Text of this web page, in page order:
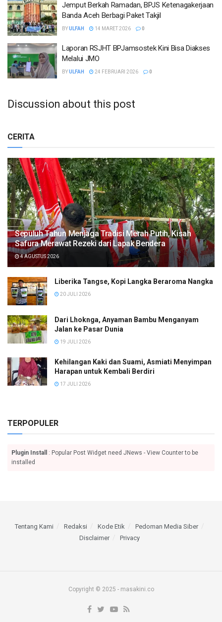
Jemput Berkah Ramadan, BPJS Ketenagakerjaan
Banda Aceh Berbagi Paket Takjil
BYULFAH 14 MARET 2026 0
Laporan RSJHT BPJamsostek Kini Bisa Diakses
Melalui JMO
BYULFAH 24 FEBRUARI 2026 0
Discussion about this post
CERITA
Sepuluh Tahun Menjaga Tradisi Merah Putih, Kisah
Safura Merawat Rezeki dari Lapak Bendera
4 AGUSTUS 2026
Liberika Tangse, Kopi Langka Beraroma Nangka
20 JULI 2026
Dari Lhoknga, Anyaman Bambu Menganyam
Jalan ke Pasar Dunia
19 JULI 2026
Kehilangan Kaki dan Suami, Asmiati Menyimpan
Harapan untuk Kembali Berdiri
17 JULI 2026
TERPOPULER
Plugin Install
: Popular Post Widget need JNews - View Counter to be
installed
Tentang Kami Redaksi Kode Etik
Pedoman Media Siber
Disclaimer
Privacy
Copyright © 2025 - masakini.co